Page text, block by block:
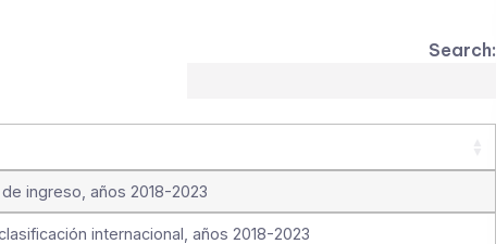
Search:
ingreso, años 2018-2023
internacional, años 2018-2023